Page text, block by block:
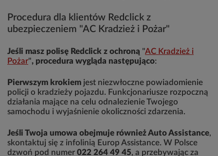
Procedura dla klientów Redclick z
ubezpieczeniem "AC Kradzież i Pożar"
Jeśli masz polisę Redclick z ochroną "AC Kradzież i
Pożar", procedura wygląda następująco:
Pierwszym krokiem jest niezwłoczne powiadomienie
policji o kradzieży pojazdu. Funkcjonariusze rozpoczną
działania mające na celu odnalezienie Twojego
samochodu i wyjaśnienie okoliczności zdarzenia.
Jeśli Twoja umowa obejmuje również Auto Assistance,
skontaktuj się z infolinią Europ Assistance. W Polsce
dzwoń pod numer 022 264 49 45, a przebywając za